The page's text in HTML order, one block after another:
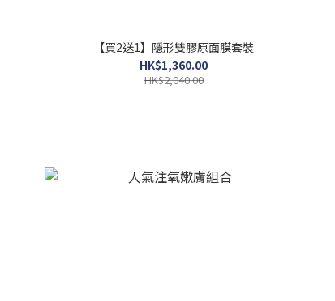
【買2送1】隱形雙膠原面膜套裝
HK$1,360.00
HK$2,040.00